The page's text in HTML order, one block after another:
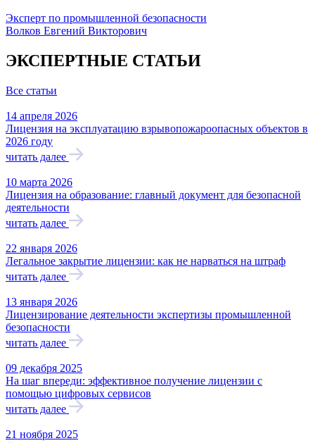
Эксперт по промышленной безопасности
Волков Евгений Викторович
ЭКСПЕРТНЫЕ СТАТЬИ
Все статьи
14 апреля 2026
Лицензия на эксплуатацию взрывопожароопасных объектов в
2026 году
читать далее
10 марта 2026
Лицензия на образование: главный документ для безопасной
деятельности
читать далее
22 января 2026
Легальное закрытие лицензии: как не нарваться на штраф
читать далее
13 января 2026
Лицензирование деятельности экспертизы промышленной
безопасности
читать далее
09 декабря 2025
На шаг впереди: эффективное получение лицензии с
помощью цифровых сервисов
читать далее
21 ноября 2025